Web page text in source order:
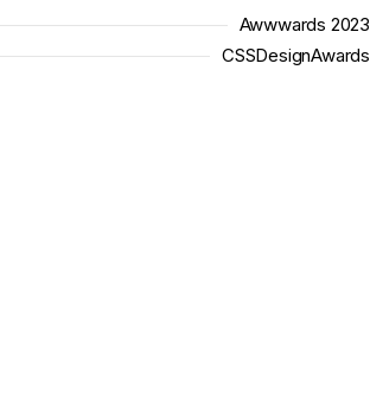
Awwwards 2023
CSSDesignAwards